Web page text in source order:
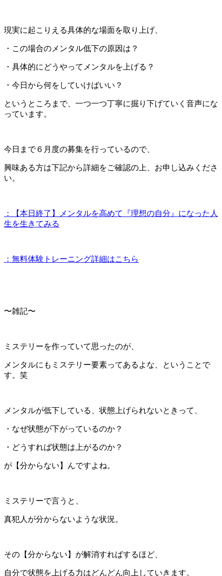
現実に起こりえる具体的な場面を取り上げ、
・この場合のメンタル低下の原因は？
・具体的にどうやってメンタルを上げる？
・今日から何をしていけばいい？
というところまで、一つ一つ丁寧に掘り下げていく音声にな
っています。
今日まで６月度の募集を行っているので、
興味ある方は下記から詳細をご確認の上、お申し込みくださ
い。
：【本日終了】メンタルを高めて『理想の自分』になった人
生を生きてみる
：無料体験トレーニング詳細はこちら
〜雑記〜
ミステリーを作っていて思ったのが、
メンタルにもミステリー要素ってあるよな、ということで
す。笑
メンタルが低下している、状態上げられないときって、
・なぜ状態が下がっているのか？
・どうすれば状態は上がるのか？
が【分からない】んですよね。
ミステリーで言うと、
真犯人が分からないような状況。
その【分からない】が解消すればするほど、
自分で状態を上げる力はどんどん向上していきます。